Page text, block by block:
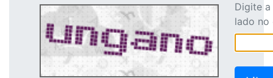
Digite
lado no